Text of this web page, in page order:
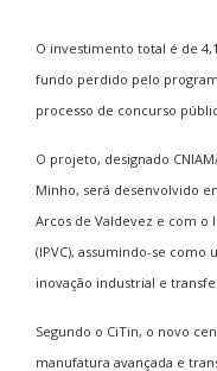
O investimento total é de
fundo perdido pelo
processo de concurso
O projeto, designado
Minho, será desenvolvido
Arcos de Valdevez e com o
(IPVC), assumindo-se
inovação industrial e
Segundo o CiTin, o novo
manufatura avançada e